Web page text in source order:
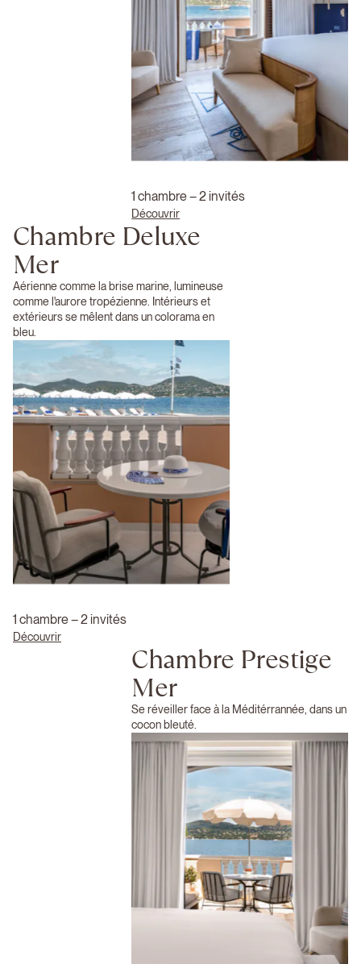
1 chambre – 2 invités
Découvrir
Chambre Deluxe
Mer
Aérienne comme la brise marine, lumineuse
comme l'aurore tropézienne. Intérieurs et
extérieurs se mêlent dans un colorama en
bleu.
1 chambre – 2 invités
Découvrir
Chambre Prestige
Mer
Se réveiller face à la Méditérrannée, dans un
cocon bleuté.